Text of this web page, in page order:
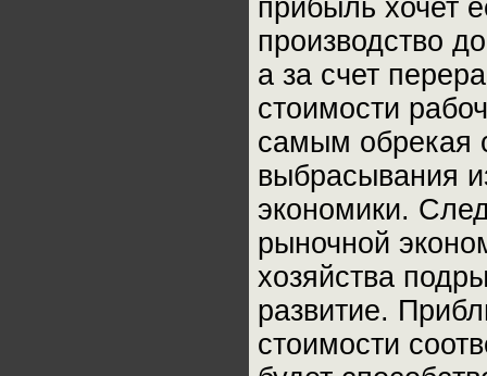
прибыль хочет
производство
а за счет
стоимости
самым обрекая
выбрасывания
экономики.
рыночной
хозяйства
развитие.
стоимости